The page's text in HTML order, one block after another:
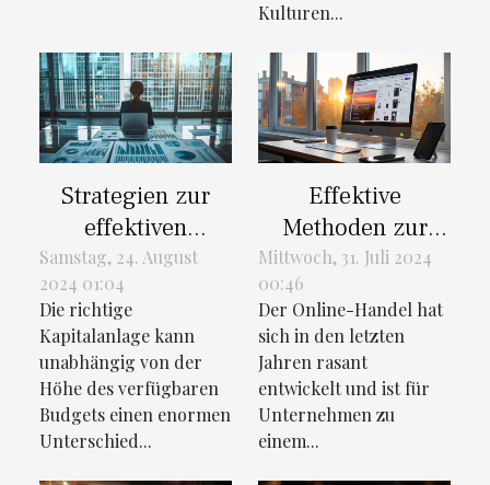
Kulturen...
Strategien zur
effektiven
Kapitalanlage für
jedes Budget
Samstag, 24. August
2024 01:04
Die richtige
Kapitalanlage kann
unabhängig von der
Höhe des verfügbaren
Budgets einen enormen
Unterschied...
Effektive
Methoden zur
Steigerung der
Kundentreue im
Online-Handel
Mittwoch, 31. Juli 2024
00:46
Der Online-Handel hat
sich in den letzten
Jahren rasant
entwickelt und ist für
Unternehmen zu
einem...